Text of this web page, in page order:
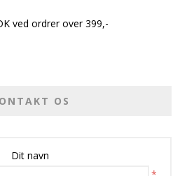
ved ordrer over 399,-
OS
Dit navn